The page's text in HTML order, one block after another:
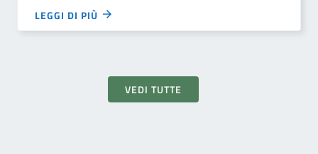
LEGGI DI PIÙ
VEDI TUTTE